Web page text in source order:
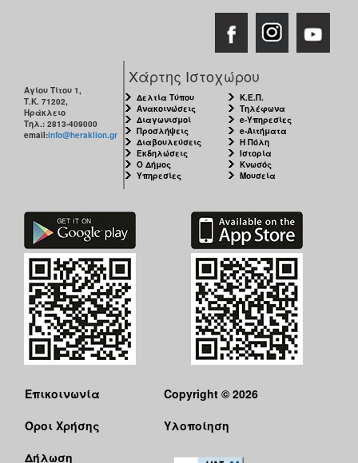
Αγίου Τίτου 1,
Τ.Κ. 71202,
Ηράκλειο
Τηλ.: 2813-409000
email:info@heraklion.gr
Χάρτης Ιστοχώρου
Δελτία Τύπου
Ανακοινώσεις
Διαγωνισμοί
Προσλήψεις
Διαβουλεύσεις
Εκδηλώσεις
Ο Δήμος
Υπηρεσίες
Κ.Ε.Π.
Τηλέφωνα
e-Υπηρεσίες
e-Αιτήματα
Η Πόλη
Ιστορία
Κνωσός
Μουσεία
Επικοινωνία
Όροι Χρήσης
Δήλωση
Copyright © 2026
Υλοποίηση